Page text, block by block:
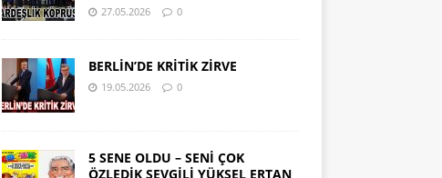
27.05.2026 0
BERLİN’DE KRİTİK ZİRVE
19.05.2026 0
5 SENE OLDU – SENİ ÇOK
ÖZLEDİK SEVGİLİ YÜKSEL ERTAN